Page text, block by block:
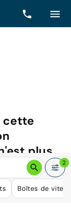
cette
plus
répondre
2
Boîtes de